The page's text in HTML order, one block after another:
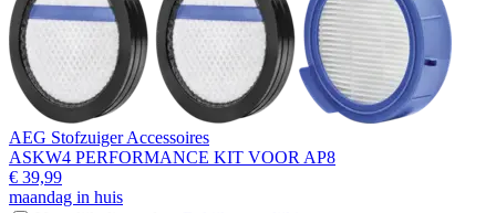
AEG Stofzuiger Accessoires
ASKW4 PERFORMANCE KIT VOOR AP8
€ 39,99
maandag in huis